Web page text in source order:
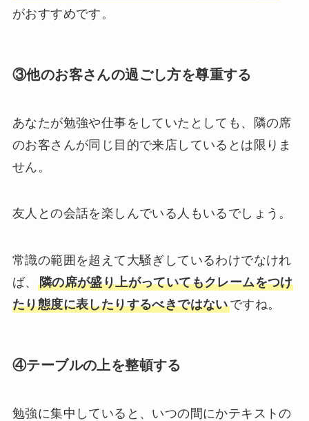
がおすすめです。
③他のお客さんの過ごし方を尊重する
あなたが勉強や仕事をしていたとしても、隣の席
のお客さんが同じ目的で来店しているとは限りま
せん。
友人との会話を楽しんでいる人もいるでしょう。
常識の範囲を超えて大騒ぎしているわけでなけれ
ば、 隣の席が盛り上がっていてもクレームをつけ
たり態度に表したりするべきではないですね。
④テーブルの上を整頓する
勉強に集中していると、いつの間にかテキストの